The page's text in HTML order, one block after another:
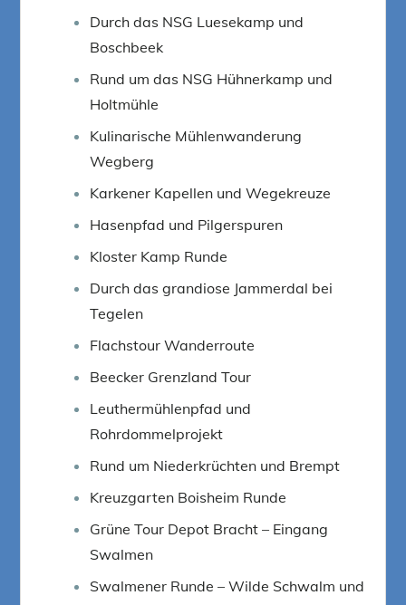
Durch das NSG Luesekamp und
Boschbeek
Rund um das NSG Hühnerkamp und
Holtmühle
Kulinarische Mühlenwanderung
Wegberg
Karkener Kapellen und Wegekreuze
Hasenpfad und Pilgerspuren
Kloster Kamp Runde
Durch das grandiose Jammerdal bei
Tegelen
Flachstour Wanderroute
Beecker Grenzland Tour
Leuthermühlenpfad und
Rohrdommelprojekt
Rund um Niederkrüchten und Brempt
Kreuzgarten Boisheim Runde
Grüne Tour Depot Bracht – Eingang
Swalmen
Swalmener Runde – Wilde Schwalm und